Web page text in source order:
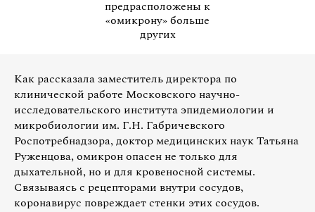
предрасположены к
«омикрону» больше
других
Как рассказала заместитель директора по
клинической работе Московского научно-
исследовательского института эпидемиологии и
микробиологии им. Г.Н. Габричевского
Роспотребнадзора, доктор медицинских наук Татьяна
Руженцова, омикрон опасен не только для
дыхательной, но и для кровеносной системы.
Связываясь с рецепторами внутри сосудов,
коронавирус повреждает стенки этих сосудов.